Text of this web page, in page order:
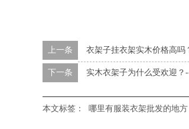
上一条 衣架子挂衣架实木价格高吗
下一条 实木衣架子为什么受欢迎？
本文标签： 哪里有服装衣架批发的地方